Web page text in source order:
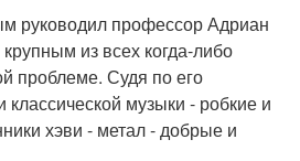
руководил профессор Адриан
из всех когда-либо
проблеме. Судя по его
классической музыки - робкие и
хэви - метал - добрые и